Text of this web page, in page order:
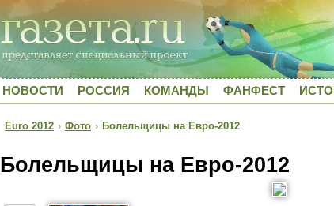
НОВОСТИ РОССИЯ КОМАНДЫ ФАНФЕСТ
Euro 2012 › Фото › Болельщицы на Евро-2012
Болельщицы на Евро-2012